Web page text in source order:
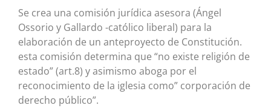
Se crea una comisión jurídica asesora (Ángel
Ossorio y Gallardo -católico liberal) para la
elaboración de un anteproyecto de Constitución.
esta comisión determina que “no existe religión de
estado” (art.8) y asimismo aboga por el
reconocimiento de la iglesia como” corporación de
derecho público”.